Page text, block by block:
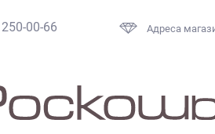
00-66 Адреса